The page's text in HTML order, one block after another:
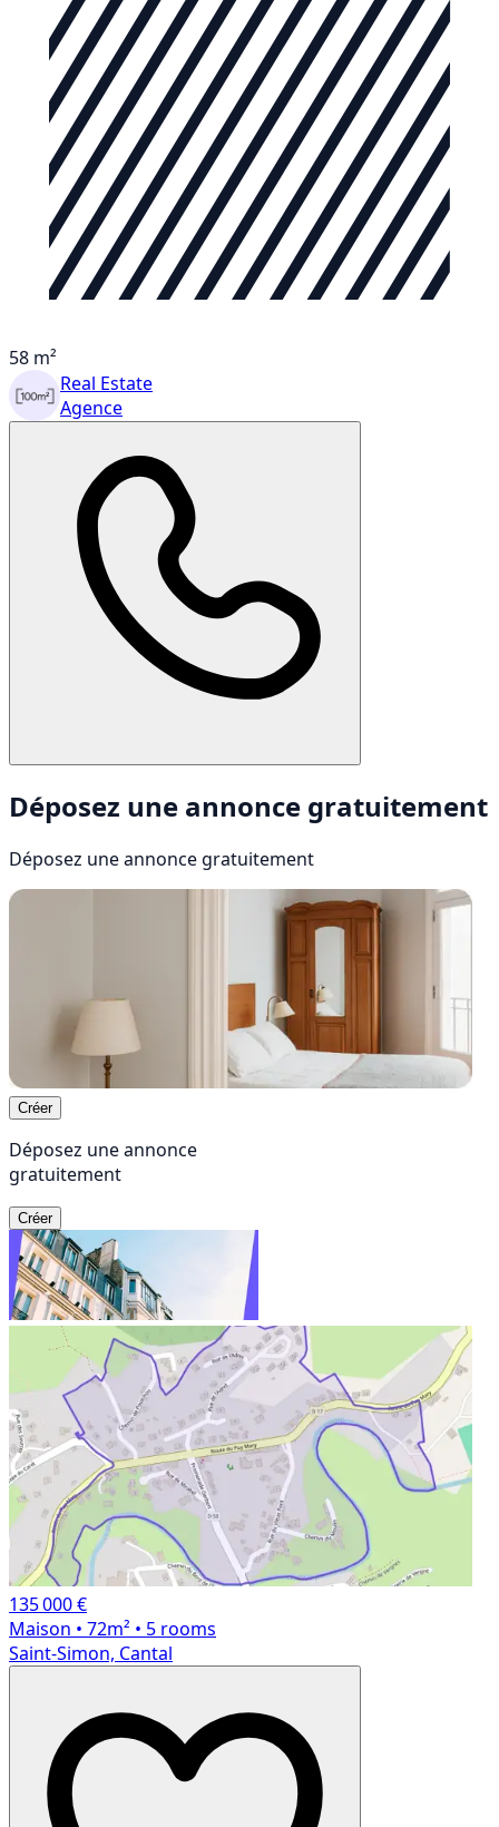
58 m²
Real Estate
Agence
Déposez une annonce gratuitement
Déposez une annonce gratuitement
Créer
Déposez une annonce
gratuitement
Créer
135 000 €
Maison • 72m² • 5 rooms
Saint-Simon, Cantal